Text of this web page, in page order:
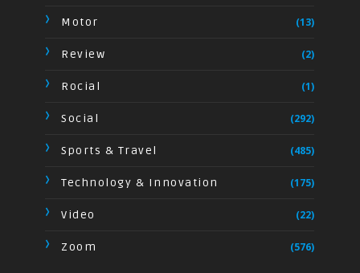
Motor (13)
Review (2)
Rocial (1)
Social (292)
Sports & Travel (485)
Technology & Innovation (175)
Video (22)
Zoom (576)